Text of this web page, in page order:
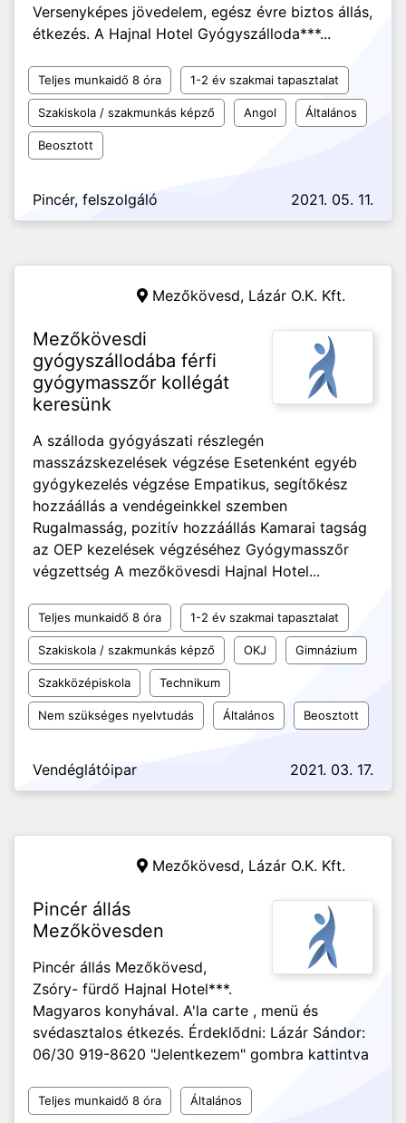
Versenyképes jövedelem, egész évre biztos állás,
étkezés. A Hajnal Hotel Gyógyszálloda***...
Teljes munkaidő 8 óra 1-2 év szakmai tapasztalat
Szakiskola / szakmunkás képző Angol Általános
Beosztott
Pincér, felszolgáló 2021. 05. 11.
Mezőkövesd, Lázár O.K. Kft.
Mezőkövesdi
gyógyszállodába férfi
gyógymasszőr kollégát
keresünk
A szálloda gyógyászati részlegén
masszázskezelések végzése Esetenként egyéb
gyógykezelés végzése Empatikus, segítőkész
hozzáállás a vendégeinkkel szemben
Rugalmasság, pozitív hozzáállás Kamarai tagság
az OEP kezelések végzéséhez Gyógymasszőr
végzettség A mezőkövesdi Hajnal Hotel...
Teljes munkaidő 8 óra 1-2 év szakmai tapasztalat
Szakiskola / szakmunkás képző OKJ Gimnázium
Szakközépiskola Technikum
Nem szükséges nyelvtudás Általános Beosztott
Vendéglátóipar 2021. 03. 17.
Mezőkövesd, Lázár O.K. Kft.
Pincér állás
Mezőkövesden
Pincér állás Mezőkövesd,
Zsóry- fürdő Hajnal Hotel***.
Magyaros konyhával. A'la carte , menü és
svédasztalos étkezés. Érdeklődni: Lázár Sándor:
06/30 919-8620 "Jelentkezem" gombra kattintva
Teljes munkaidő 8 óra Általános